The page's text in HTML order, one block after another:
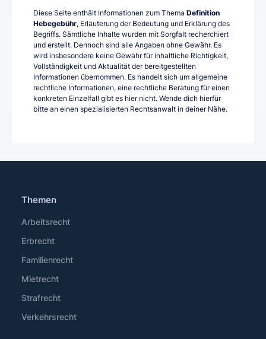
Diese Seite enthält Informationen zum Thema Definition
Hebegebühr, Erläuterung der Bedeutung und Erklärung des
Begriffs. Sämtliche Inhalte wurden mit Sorgfalt recherchiert
und erstellt. Dennoch sind alle Angaben ohne Gewähr. Es
wird insbesondere keine Gewähr für inhaltliche Richtigkeit,
Vollständigkeit und Aktualität der bereitgestellten
Informationen übernommen. Es handelt sich um allgemeine
rechtliche Informationen, eine rechtliche Beratung für einen
konkreten Einzelfall gibt es hier nicht. Wende dich hierfür
bitte an einen spezialisierten Rechtsanwalt in deiner Nähe.
Themen
Arbeitsrecht
Erbrecht
Familienrecht
Mietrecht
Strafrecht
Verkehrsrecht